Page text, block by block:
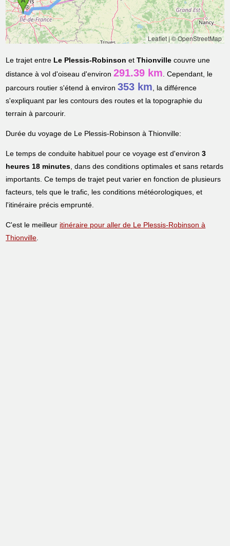
Leaflet|© OpenStreetMap
Le trajet entre Le Plessis-Robinson etThionville couvre une
distance à vol d'oiseau d'environ291.39 km. Cependant, le
parcours routier s'étend à environ353 km, la différence
s'expliquant par les contours des routes et la topographie du
terrain à parcourir.
Durée du voyage de Le Plessis-Robinson à Thionville:
Le temps de conduite habituel pour ce voyage est d'environ3
heures 18 minutes, dans des conditions optimales et sans retards
importants. Ce temps de trajet peut varier en fonction de plusieurs
facteurs, tels que le trafic, les conditions météorologiques, et
l'itinéraire précis emprunté.
C'est le meilleur itinéraire pour aller de Le Plessis-Robinson à
Thionville.